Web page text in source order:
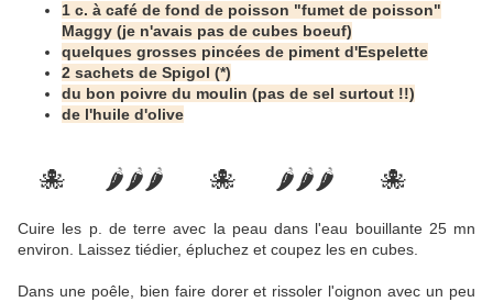
1 c. à café de fond de poisson "fumet de poisson"
Maggy (je n'avais pas de cubes boeuf)
quelques grosses pincées de piment d'Espelette
2 sachets de Spigol (*)
du bon poivre du moulin (pas de sel surtout !!)
de l'huile d'olive
🐙 🌶🌶🌶 🐙 🌶🌶🌶 🐙
Cuire les p. de terre avec la peau dans l'eau bouillante 25 mn
environ. Laissez tiédier, épluchez et coupez les en cubes.
Dans une poêle, bien faire dorer et rissoler l'oignon avec un peu